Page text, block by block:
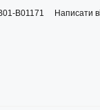
B01171 Написати